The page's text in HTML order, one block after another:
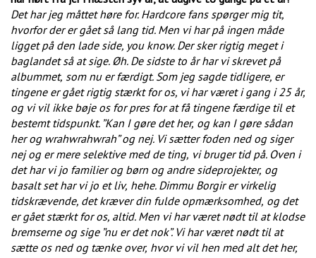
Det har jeg måttet høre for. Hardcore fans spørger mig tit,
hvorfor der er gået så lang tid. Men vi har på ingen måde
ligget på den lade side, you know. Der sker rigtig meget i
baglandet så at sige. Øh. De sidste to år har vi skrevet på
albummet, som nu er færdigt. Som jeg sagde tidligere, er
tingene er gået rigtig stærkt for os, vi har været i gang i 25 år,
og vi vil ikke bøje os for pres for at få tingene færdige til et
bestemt tidspunkt. ”Kan I gøre det her, og kan I gøre sådan
her og wrahwrahwrah” og nej. Vi sætter foden ned og siger
nej og er mere selektive med de ting, vi bruger tid på. Oven i
det har vi jo familier og børn og andre sideprojekter, og
basalt set har vi jo et liv, hehe. Dimmu Borgir er virkelig
tidskrævende, det kræver din fulde opmærksomhed, og det
er gået stærkt for os, altid. Men vi har været nødt til at klodse
bremserne og sige ”nu er det nok”. Vi har været nødt til at
sætte os ned og tænke over, hvor vi vil hen med alt det her,